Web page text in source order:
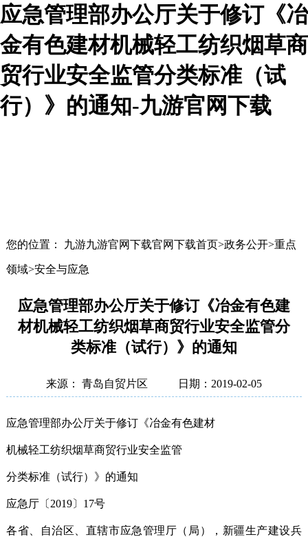
应急管理部办公厅关于修订《冶
金有色建材机械轻工纺织烟草商
贸行业安全监管分类标准（试
行）》的通知-九游官网下载
您的位置： 九游九游官网下载官网下载首页>政务公开>重点
领域>安全与应急
应急管理部办公厅关于修订《冶金有色建
材机械轻工纺织烟草商贸行业安全监管分
类标准（试行）》的通知
来源： 青岛自贸片区 日期：2019-02-05
应急管理部办公厅关于修订《冶金有色建材
机械轻工纺织烟草商贸行业安全监管
分类标准（试行）》的通知
应急厅〔2019〕17号
各省、自治区、直辖市应急管理厅（局），新疆生产建设兵